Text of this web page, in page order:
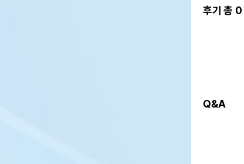
후기 총 0
Q&A